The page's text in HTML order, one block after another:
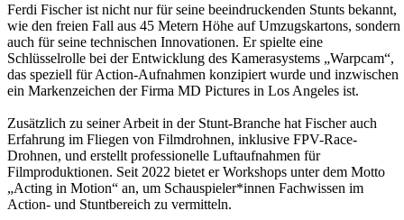
Ferdi Fischer ist nicht nur für seine beeindruckenden Stunts bekannt,
wie den freien Fall aus 45 Metern Höhe auf Umzugskartons, sondern
auch für seine technischen Innovationen. Er spielte eine
Schlüsselrolle bei der Entwicklung des Kamerasystems „Warpcam“,
das speziell für Action-Aufnahmen konzipiert wurde und inzwischen
ein Markenzeichen der Firma MD Pictures in Los Angeles ist.
Zusätzlich zu seiner Arbeit in der Stunt-Branche hat Fischer auch
Erfahrung im Fliegen von Filmdrohnen, inklusive FPV-Race-
Drohnen, und erstellt professionelle Luftaufnahmen für
Filmproduktionen. Seit 2022 bietet er Workshops unter dem Motto
„Acting in Motion“ an, um Schauspieler*innen Fachwissen im
Action- und Stuntbereich zu vermitteln.